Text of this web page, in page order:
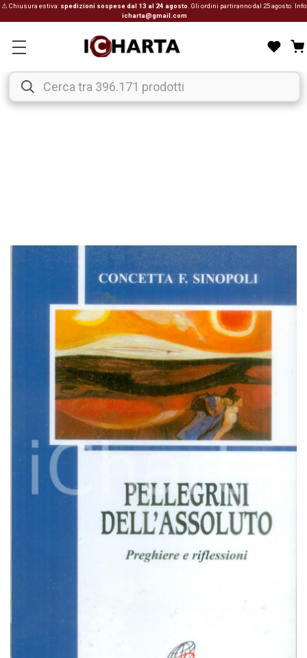
⚠ Chiusura estiva: spedizioni sospese dal 13 al 24 agosto . Gli ordini partiranno dal 25 agosto. Info:
icharta@gmail.com